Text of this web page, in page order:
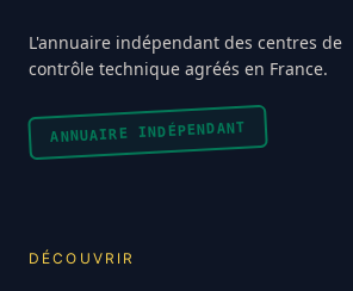
L'annuaire indépendant des centres de
contrôle technique agréés en France.
ANNUAIRE INDÉPENDANT
DÉCOUVRIR